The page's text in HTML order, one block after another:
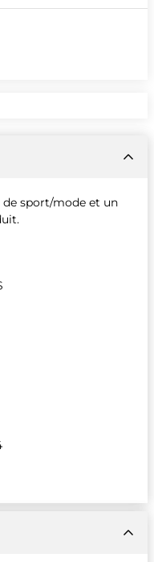
de sport/mode et un